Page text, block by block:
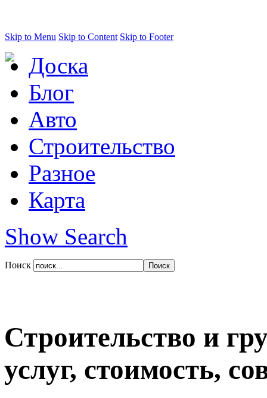
Skip to Menu Skip to Content Skip to Footer
Доска
Блог
Авто
Строительство
Разное
Карта
Show Search
Поиск
Строительство и
услуг, стоимость,